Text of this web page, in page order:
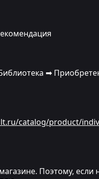
➡
catalog/product/
Поэтому, если